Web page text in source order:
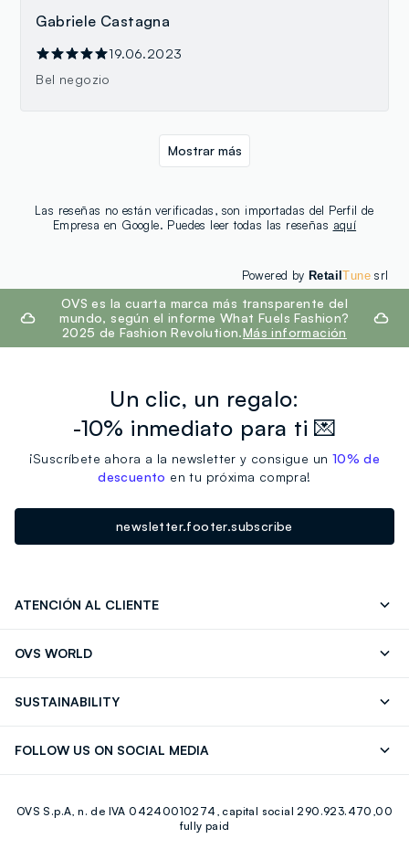
Gabriele Castagna
19.06.2023
Bel negozio
Las reseñas no están verificadas, son importadas del Perfil de
Empresa en Google. Puedes leer todas las reseñas aquí
Mostrar más
Powered by RetailTunesrl
footer.ariatitleOVS es la cuarta marca más transparente del
mundo, según el informe What Fuels Fashion?
2025 de Fashion Revolution.Más información
Un clic, un regalo:
-10% inmediato para ti 💌
¡Suscríbete ahora a la newsletter y consigue un 10% de
descuento en tu próxima compra!
newsletter.footer.subscribe
ATENCIÓN AL CLIENTE
OVS WORLD
SUSTAINABILITY
FOLLOW US ON SOCIAL MEDIA
Youtube Linkedin
OVS S.p.A, n. de IVA 04240010274, capital social 290.923.470,00
fully paid